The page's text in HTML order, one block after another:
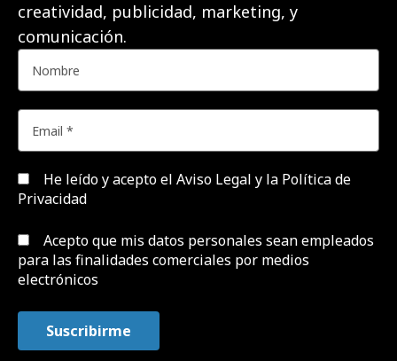
creatividad, publicidad, marketing, y
comunicación.
He leído y acepto el Aviso Legal y la Política de
Privacidad
Acepto que mis datos personales sean empleados
para las finalidades comerciales por medios
electrónicos